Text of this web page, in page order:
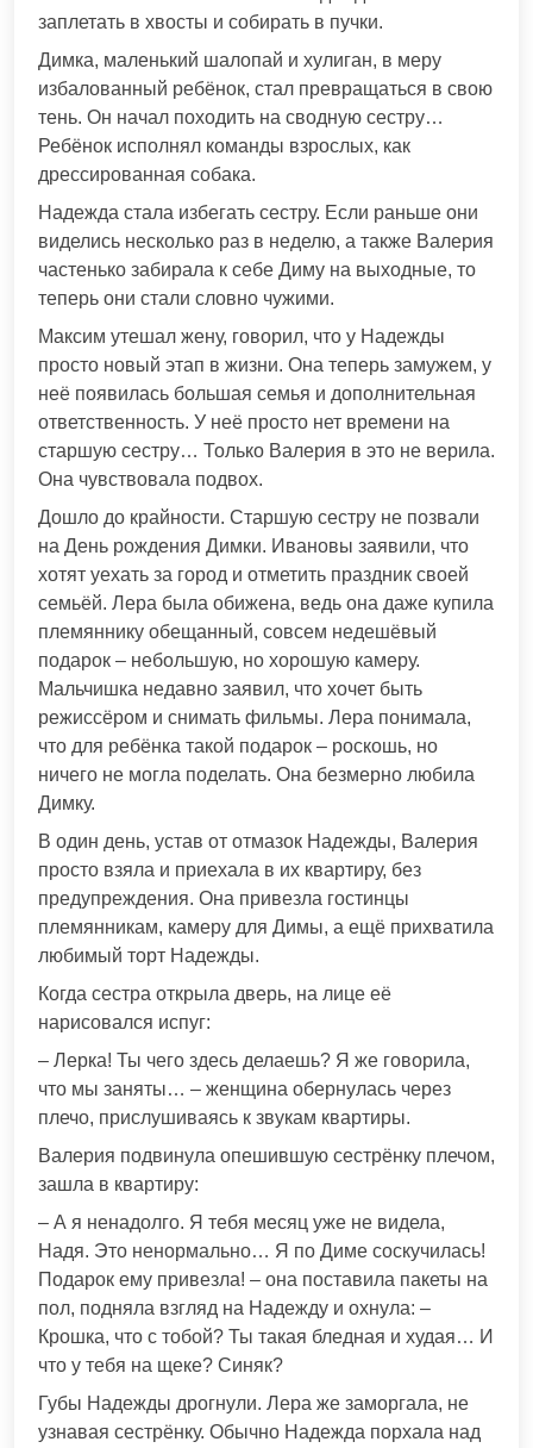
заплетать в хвосты и собирать в пучки.
Димка, маленький шалопай и хулиган, в меру
избалованный ребёнок, стал превращаться в свою
тень. Он начал походить на сводную сестру…
Ребёнок исполнял команды взрослых, как
дрессированная собака.
Надежда стала избегать сестру. Если раньше они
виделись несколько раз в неделю, а также Валерия
частенько забирала к себе Диму на выходные, то
теперь они стали словно чужими.
Максим утешал жену, говорил, что у Надежды
просто новый этап в жизни. Она теперь замужем, у
неё появилась большая семья и дополнительная
ответственность. У неё просто нет времени на
старшую сестру… Только Валерия в это не верила.
Она чувствовала подвох.
Дошло до крайности. Старшую сестру не позвали
на День рождения Димки. Ивановы заявили, что
хотят уехать за город и отметить праздник своей
семьёй. Лера была обижена, ведь она даже купила
племяннику обещанный, совсем недешёвый
подарок – небольшую, но хорошую камеру.
Мальчишка недавно заявил, что хочет быть
режиссёром и снимать фильмы. Лера понимала,
что для ребёнка такой подарок – роскошь, но
ничего не могла поделать. Она безмерно любила
Димку.
В один день, устав от отмазок Надежды, Валерия
просто взяла и приехала в их квартиру, без
предупреждения. Она привезла гостинцы
племянникам, камеру для Димы, а ещё прихватила
любимый торт Надежды.
Когда сестра открыла дверь, на лице её
нарисовался испуг:
– Лерка! Ты чего здесь делаешь? Я же говорила,
что мы заняты… – женщина обернулась через
плечо, прислушиваясь к звукам квартиры.
Валерия подвинула опешившую сестрёнку плечом,
зашла в квартиру:
– А я ненадолго. Я тебя месяц уже не видела,
Надя. Это ненормально… Я по Диме соскучилась!
Подарок ему привезла! – она поставила пакеты на
пол, подняла взгляд на Надежду и охнула: –
Крошка, что с тобой? Ты такая бледная и худая… И
что у тебя на щеке? Синяк?
Губы Надежды дрогнули. Лера же заморгала, не
узнавая сестрёнку. Обычно Надежда порхала над